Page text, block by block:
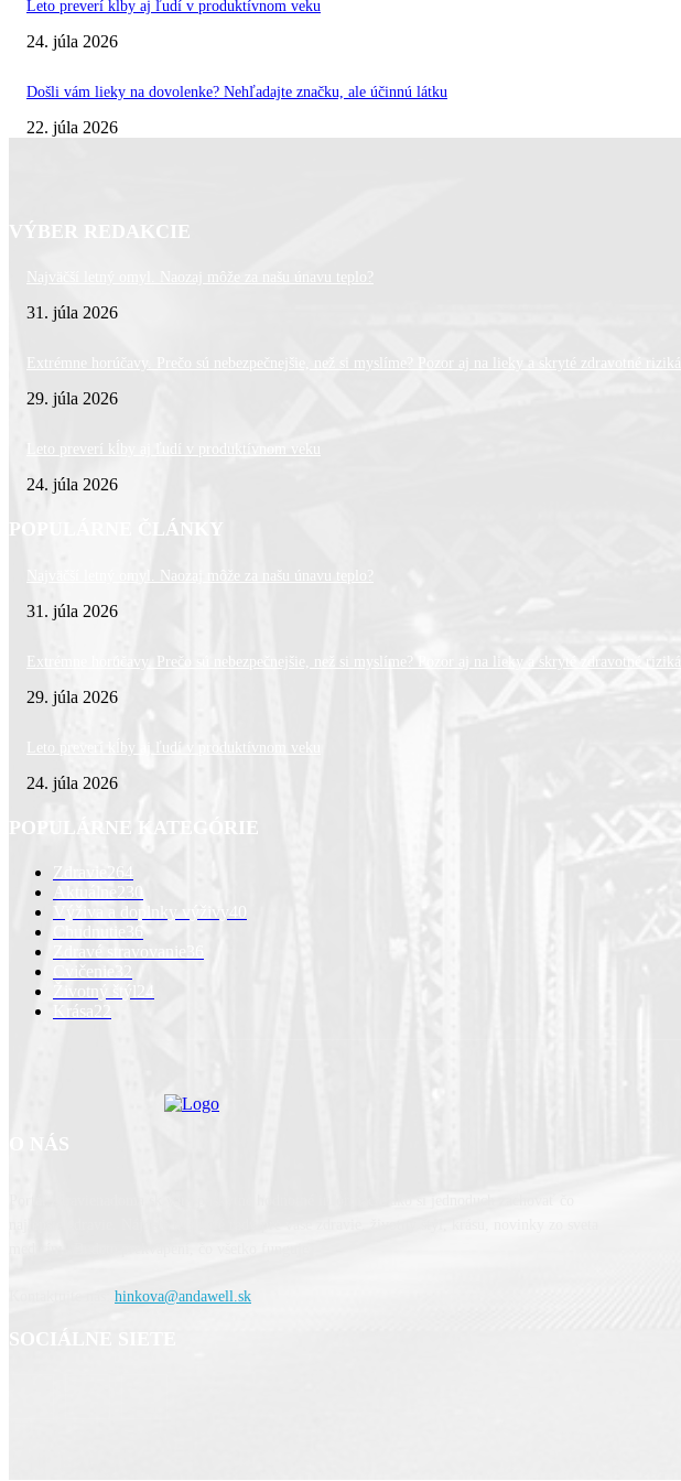
Leto preverí kĺby aj ľudí v produktívnom veku
24. júla 2026
Došli vám lieky na dovolenke? Nehľadajte značku, ale účinnú látku
22. júla 2026
VÝBER REDAKCIE
Najväčší letný omyl. Naozaj môže za našu únavu teplo?
31. júla 2026
Extrémne horúčavy. Prečo sú nebezpečnejšie, než si myslíme? Pozor aj na lieky a skryté zdravotné riziká
29. júla 2026
Leto preverí kĺby aj ľudí v produktívnom veku
24. júla 2026
POPULÁRNE ČLÁNKY
Najväčší letný omyl. Naozaj môže za našu únavu teplo?
31. júla 2026
Extrémne horúčavy. Prečo sú nebezpečnejšie, než si myslíme? Pozor aj na lieky a skryté zdravotné riziká
29. júla 2026
Leto preverí kĺby aj ľudí v produktívnom veku
24. júla 2026
POPULÁRNE KATEGÓRIE
Zdravie
264
Aktuálne 230
Výživa a doplnky výživy
36
Zdravé stravovanie
Cvičenie
Životný štýl
Krása
O NÁS
hinkova@andawell.sk